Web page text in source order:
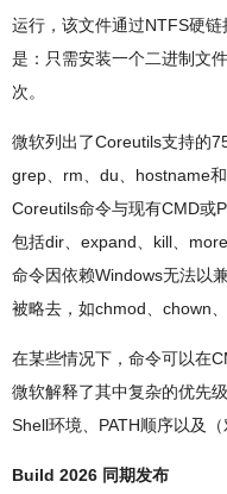
运行，该文件通过NTFS硬
是：只需安装一个二进制文
次。
微软列出了Coreutils支持的
grep、rm、du、hostname
Coreutils命令与现有CMD或
包括dir、expand、kill、
命令因依赖Windows无法以
被略去，如chmod、chown
在某些情况下，命令可以在
微软解释了其中复杂的优先
Shell环境、PATH顺序以及
Build 2026 同期发布